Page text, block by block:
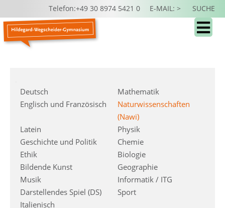
Telefon:+49 30 8974 5421 0 E-MAIL: > SUCHE
Deutsch
Mathematik
Englisch und Französisch
Naturwissenschaften
(Nawi)
Latein
Physik
Geschichte und Politik
Chemie
Ethik
Biologie
Bildende Kunst
Geographie
Musik
Informatik / ITG
Darstellendes Spiel (DS)
Sport
Italienisch